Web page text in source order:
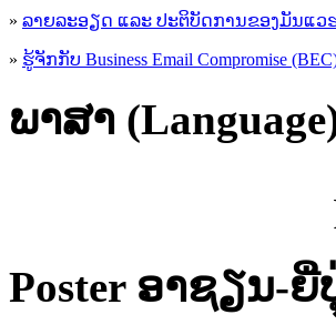
» ລາຍລະອຽດ ແລະ ປະຕິບັດການຂອງມັນແວຮ
» ຮູ້​ຈັກກັບ​ Business Email Compromise
ພາສາ
Poster ອາຊຽນ-ຍີ່